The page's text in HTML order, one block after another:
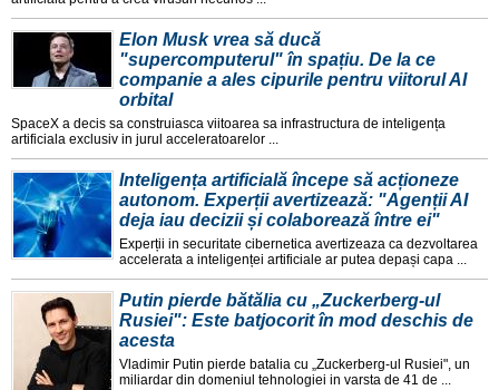
Elon Musk vrea să ducă
"supercomputerul" în spațiu. De la ce
companie a ales cipurile pentru viitorul AI
orbital
SpaceX a decis sa construiasca viitoarea sa infrastructura de inteligența
artificiala exclusiv in jurul acceleratoarelor ...
Inteligența artificială începe să acționeze
autonom. Experții avertizează: "Agenții AI
deja iau decizii și colaborează între ei"
Experții in securitate cibernetica avertizeaza ca dezvoltarea
accelerata a inteligenței artificiale ar putea depași capa ...
Putin pierde bătălia cu „Zuckerberg-ul
Rusiei": Este batjocorit în mod deschis de
acesta
Vladimir Putin pierde batalia cu „Zuckerberg-ul Rusiei", un
miliardar din domeniul tehnologiei in varsta de 41 de ...